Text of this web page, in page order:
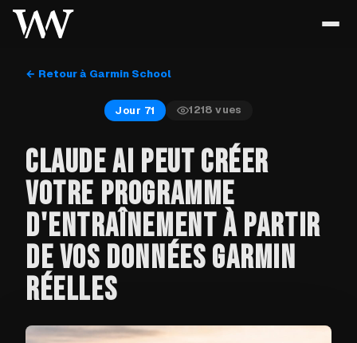
← Retour à Garmin School
Jour 71 1218 vues
CLAUDE AI PEUT CRÉER
VOTRE PROGRAMME
D'ENTRAÎNEMENT À PARTIR
DE VOS DONNÉES GARMIN
RÉELLES